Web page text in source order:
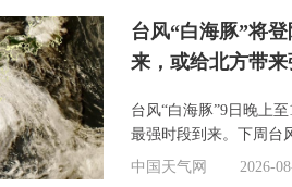
台风“白海豚”将
来，或给北方带
台风“白海豚”9日晚上
最强时段到来。下周台
中国天气网
2026-